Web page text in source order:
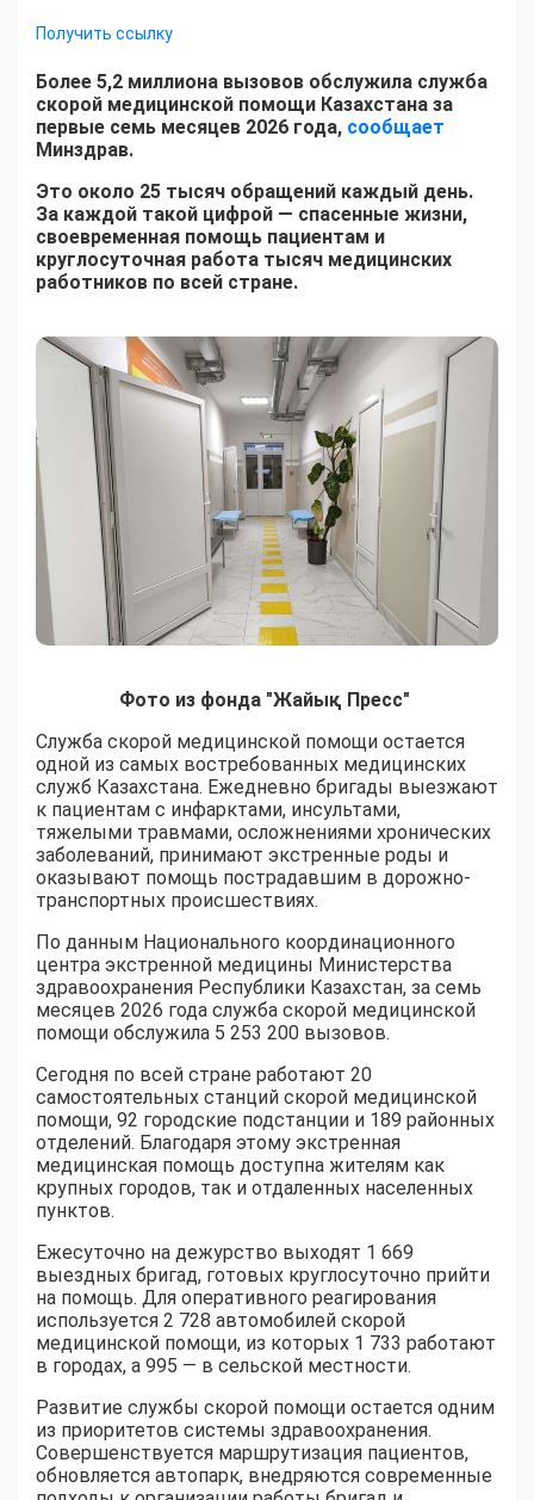
Получить ссылку
Более 5,2 миллиона вызовов обслужила служба
скорой медицинской помощи Казахстана за
первые семь месяцев 2026 года, сообщает
Минздрав.
Это около 25 тысяч обращений каждый день.
За каждой такой цифрой — спасенные жизни,
своевременная помощь пациентам и
круглосуточная работа тысяч медицинских
работников по всей стране.
Фото из фонда "Жайық Пресс"
Служба скорой медицинской помощи остается
одной из самых востребованных медицинских
служб Казахстана. Ежедневно бригады выезжают
к пациентам с инфарктами, инсультами,
тяжелыми травмами, осложнениями хронических
заболеваний, принимают экстренные роды и
оказывают помощь пострадавшим в дорожно-
транспортных происшествиях.
По данным Национального координационного
центра экстренной медицины Министерства
здравоохранения Республики Казахстан, за семь
месяцев 2026 года служба скорой медицинской
помощи обслужила 5 253 200 вызовов.
Сегодня по всей стране работают 20
самостоятельных станций скорой медицинской
помощи, 92 городские подстанции и 189 районных
отделений. Благодаря этому экстренная
медицинская помощь доступна жителям как
крупных городов, так и отдаленных населенных
пунктов.
Ежесуточно на дежурство выходят 1 669
выездных бригад, готовых круглосуточно прийти
на помощь. Для оперативного реагирования
используется 2 728 автомобилей скорой
медицинской помощи, из которых 1 733 работают
в городах, а 995 — в сельской местности.
Развитие службы скорой помощи остается одним
из приоритетов системы здравоохранения.
Совершенствуется маршрутизация пациентов,
обновляется автопарк, внедряются современные